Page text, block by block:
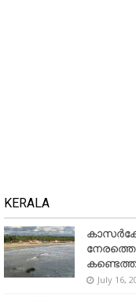
KERALA
നേരത്തെ
July 16,